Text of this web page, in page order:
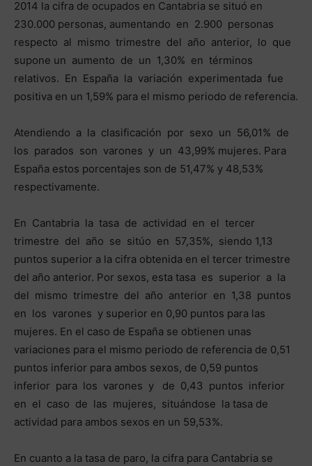
2014 la cifra de ocupados en Cantabria se situó en
230.000 personas, aumentando en 2.900 personas
respecto al mismo trimestre del año anterior, lo que
supone un aumento de un 1,30% en términos
relativos. En España la variación experimentada fue
positiva en un 1,59% para el mismo periodo de referencia.
Atendiendo a la clasificación por sexo un 56,01% de
los parados son varones y un 43,99% mujeres. Para
España estos porcentajes son de 51,47% y 48,53%
respectivamente.
En Cantabria la tasa de actividad en el tercer
trimestre del año se sitúo en 57,35%, siendo 1,13
puntos superior a la cifra obtenida en el tercer trimestre
del año anterior. Por sexos, esta tasa es superior a la
del mismo trimestre del año anterior en 1,38 puntos
en los varones y superior en 0,90 puntos para las
mujeres. En el caso de España se obtienen unas
variaciones para el mismo periodo de referencia de 0,51
puntos inferior para ambos sexos, de 0,59 puntos
inferior para los varones y de 0,43 puntos inferior
en el caso de las mujeres, situándose la tasa de
actividad para ambos sexos en un 59,53%.
En cuanto a la tasa de paro, la cifra para Cantabria se